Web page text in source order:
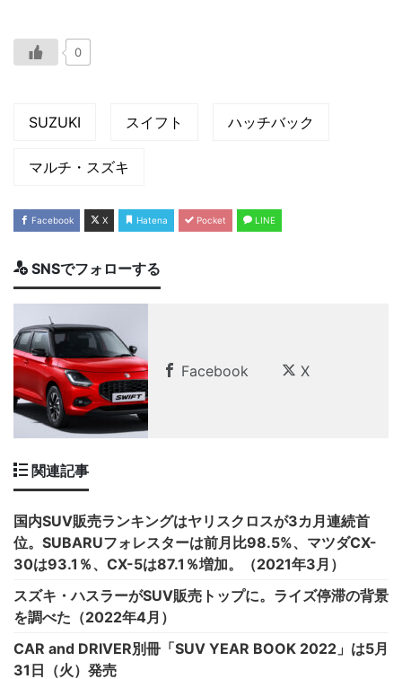
0
SUZUKI スイフト ハッチバック
マルチ・スズキ
Facebook X Hatena Pocket LINE
SNSでフォローする
Facebook X
関連記事
国内SUV販売ランキングはヤリスクロスが3カ月連続首
位。SUBARUフォレスターは前月比98.5%、マツダCX-
30は93.1％、CX-5は87.1％増加。（2021年3月）
スズキ・ハスラーがSUV販売トップに。ライズ停滞の背景
を調べた（2022年4月）
CAR and DRIVER別冊「SUV YEAR BOOK 2022」は5月
31日（火）発売